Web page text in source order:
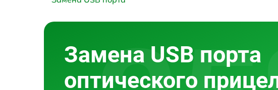
Замена USB порта
оптического